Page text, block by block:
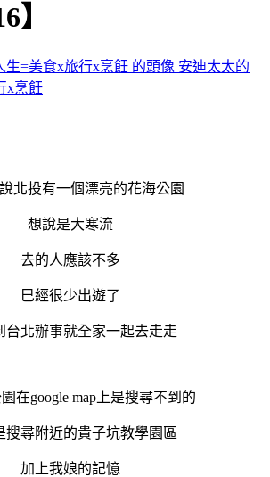
】
安迪太太的
x烹飪
北投有一個漂亮的花海公園
想說是大寒流
去的人應該不多
巳經很少出遊了
台北辦事就全家一起去走走
在google map上是搜尋不到的
搜尋附近的貴子坑教學園區
加上我娘的記憶